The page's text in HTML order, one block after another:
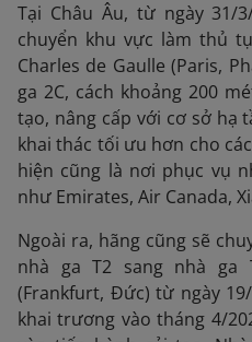
Tại Châu Âu, từ ngày 31/
chuyển khu vực làm thủ
Charles de Gaulle (Paris,
ga 2C, cách khoảng 200
tạo, nâng cấp với cơ sở hạ
khai thác tối ưu hơn cho
hiện cũng là nơi phục vụ
như Emirates, Air Canada,
Ngoài ra, hãng cũng sẽ
nhà ga T2 sang nhà ga
(Frankfurt, Đức) từ ngày
khai trương vào tháng 4/